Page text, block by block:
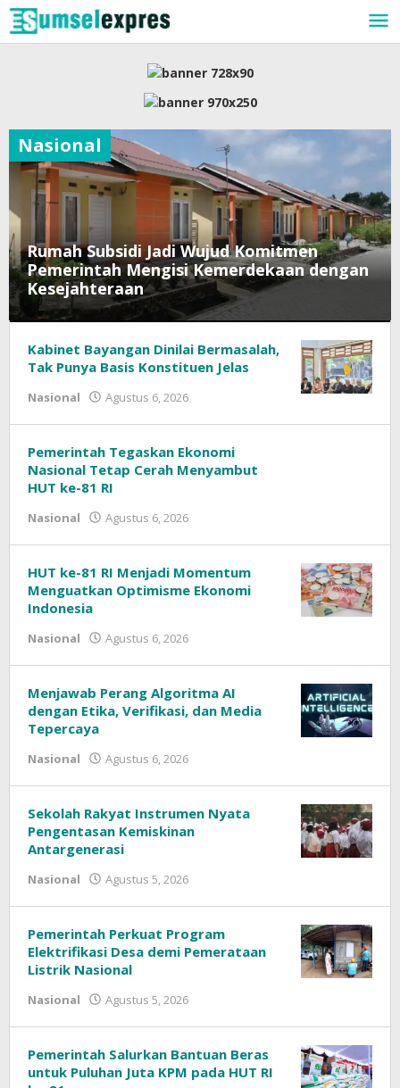
Lewati
ke
konten
Rumah Subsidi Jadi Wujud Komitmen
Pemerintah Mengisi Kemerdekaan dengan
Kesejahteraan
Agustus
2026
Nasional
Kabinet Bayangan Dinilai Bermasalah,
Tak Punya Basis Konstituen Jelas
Nasional Agustus 6, 2026
Pemerintah Tegaskan Ekonomi
Nasional Tetap Cerah Menyambut
HUT ke-81 RI
Nasional Agustus 6, 2026
HUT ke-81 RI Menjadi Momentum
Menguatkan Optimisme Ekonomi
Indonesia
Nasional Agustus 6, 2026
Menjawab Perang Algoritma AI
dengan Etika, Verifikasi, dan Media
Tepercaya
Nasional Agustus 6, 2026
Sekolah Rakyat Instrumen Nyata
Pengentasan Kemiskinan
Antargenerasi
Nasional Agustus 5, 2026
Pemerintah Perkuat Program
Elektrifikasi Desa demi Pemerataan
Listrik Nasional
Nasional Agustus 5, 2026
Pemerintah Salurkan Bantuan Beras
untuk Puluhan Juta KPM pada HUT RI